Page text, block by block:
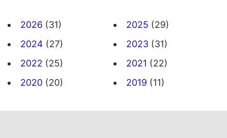
2026 (31) 2025 (29)
2024 (27) 2023 (31)
2022 (25) 2021 (22)
2020 (20) 2019 (11)